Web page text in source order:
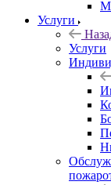
Услуги
Услуги